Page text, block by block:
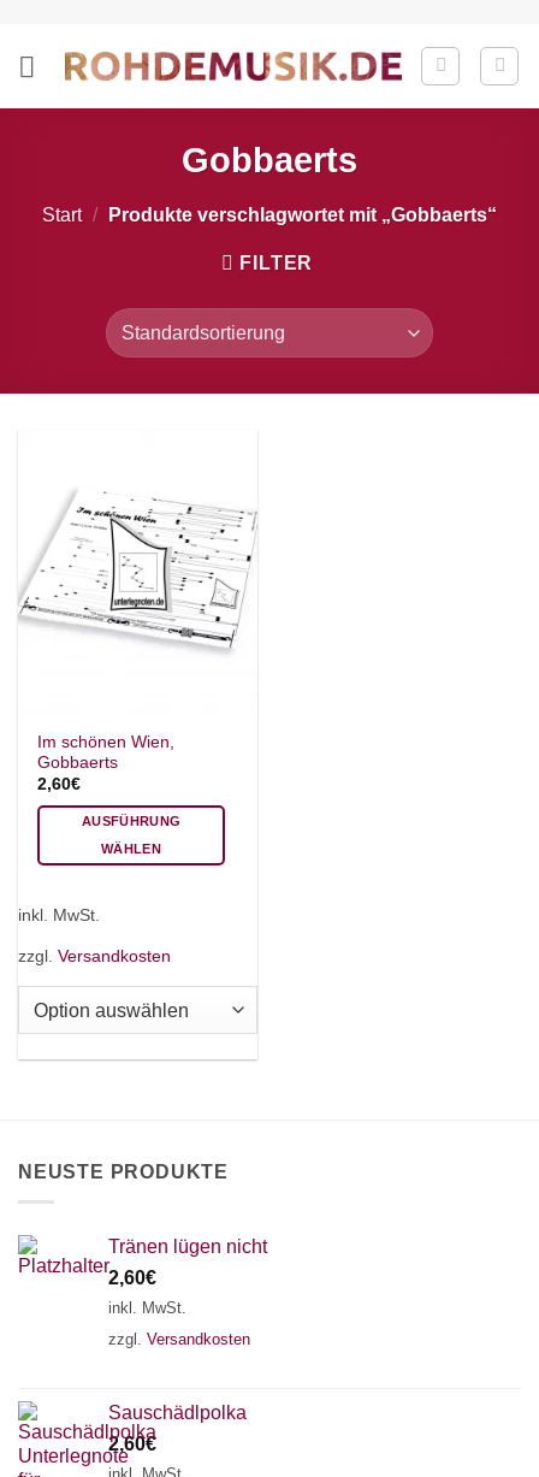
springen
Gobbaerts
Start / Produkte verschlagwortet mit „Gobbaerts“
FILTER
Im schönen Wien,
Gobbaerts
2,60€
AUSFÜHRUNG
WÄHLEN
mehrere
auf.
gewählt
werden
inkl. MwSt.
zzgl. Versandkosten
NEUSTE PRODUKTE
Tränen lügen nicht
2,60€
inkl. MwSt.
zzgl. Versandkosten
Sauschädlpolka
2,60€